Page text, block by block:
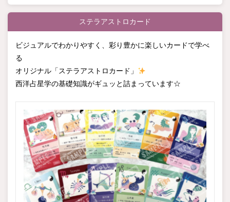
ステラアストロカード
ビジュアルでわかりやすく、彩り豊かに楽しいカードで学べ
る
オリジナル「ステラアストロカード」
西洋占星学の基礎知識がギュッと詰まっています☆